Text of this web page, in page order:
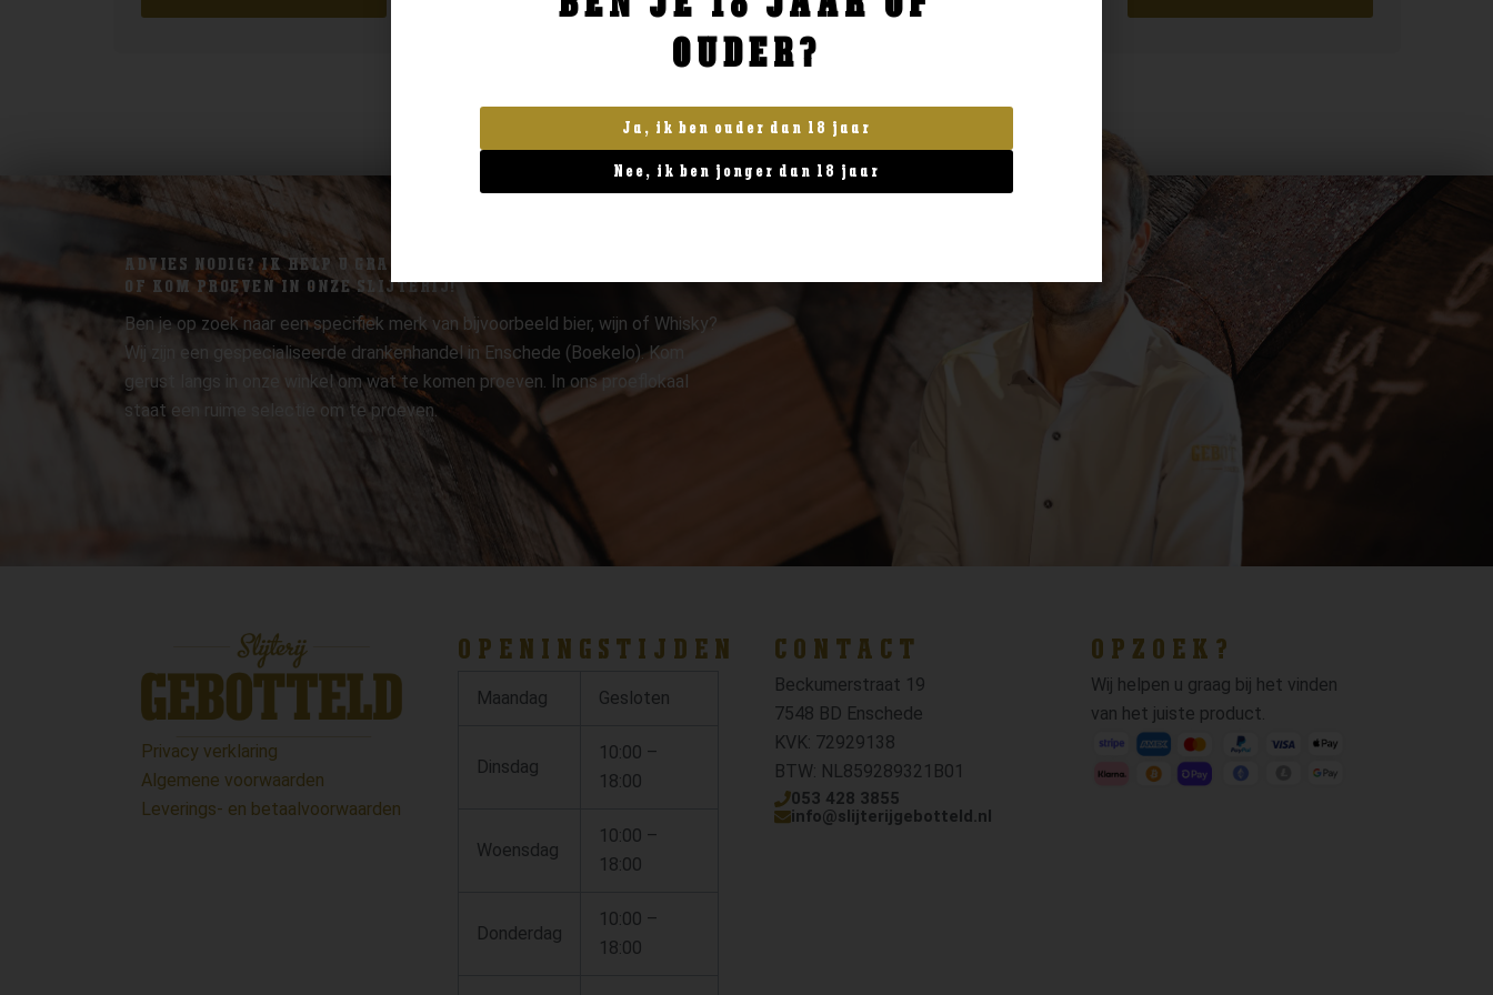
ADVIES NODIG? IK HELP U GRAAG.
OF KOM PROEVEN IN ONZE SLIJTERIJ!
Ben je op zoek naar een specifiek merk van bijvoorbeeld bier, wijn of Whisky?
Wij zijn een gespecialiseerde drankenhandel in Enschede (Boekelo). Kom
gerust langs in onze winkel om wat te komen proeven. In ons proeflokaal
staat een ruime selectie om te proeven.
Privacy verklaring
Algemene voorwaarden
Leverings- en betaalvoorwaarden
OPENINGSTIJDEN
Maandag Gesloten
Dinsdag
10:00 –
18:00
Woensdag
10:00 –
18:00
Donderdag
10:00 –
18:00
CONTACT
Beckumerstraat 19
7548 BD Enschede
KVK: 72929138
BTW: NL859289321B01
053 428 3855
info@slijterijgebotteld.nl
OPZOEK?
Wij helpen u graag bij het vinden
van het juiste product.
OUDER?
Ja, ik ben ouder dan 18 jaar
Nee, ik ben jonger dan 18 jaar